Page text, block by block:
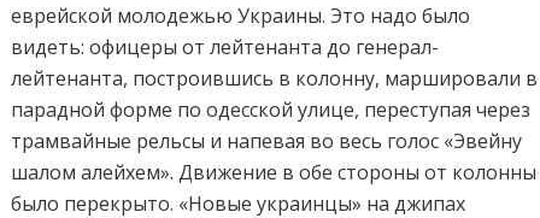
еврейской молодежью Украины. Это надо было
видеть: офицеры от лейтенанта до генерал-
лейтенанта, построившись в колонну, маршировали в
парадной форме по одесской улице, переступая через
трамвайные рельсы и напевая во весь голос «Эвейну
шалом алейхем». Движение в обе стороны от колонны
было перекрыто. «Новые украинцы» на джипах